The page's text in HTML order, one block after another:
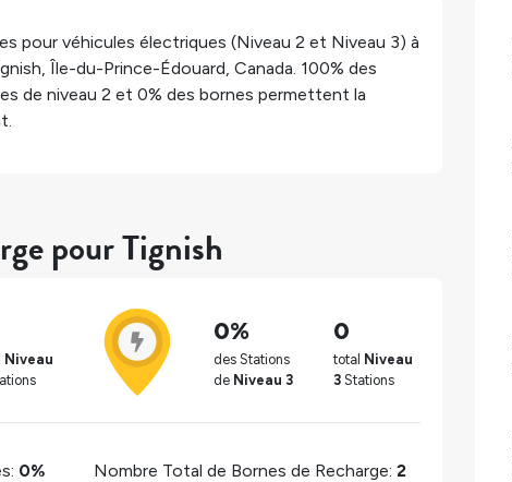
pour véhicules électriques (Niveau 2 et Niveau 3) à
, Île-du-Prince-Édouard, Canada. 100% des
de niveau 2 et 0% des bornes permettent la
pour Tignish
Niveau
0%
des Stations
de Niveau 3
0
total Niveau
3 Stations
0% Nombre Total de Bornes de Recharge: 2